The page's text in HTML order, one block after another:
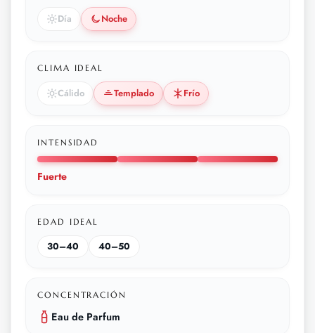
Día Noche
CLIMA IDEAL
Cálido Templado Frío
INTENSIDAD
Fuerte
EDAD IDEAL
30–40 40–50
CONCENTRACIÓN
Eau de Parfum